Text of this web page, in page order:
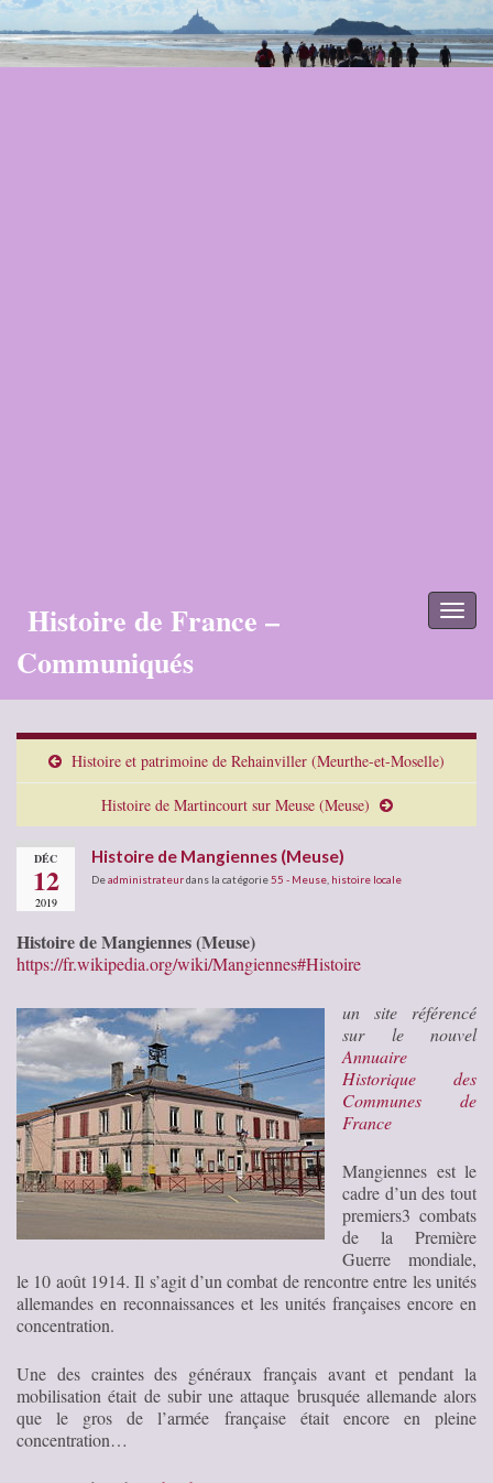
Histoire de France –
Communiqués
Histoire et patrimoine de Rehainviller (Meurthe-et-Moselle)
Histoire de Martincourt sur Meuse (Meuse)
DÉC
12
2019
Histoire de Mangiennes (Meuse)
Deadministrateurdans la catégorie 55 - Meuse histoire locale
Histoire de Mangiennes (Meuse)
https://fr.wikipedia.org/wiki/Mangiennes#Histoire
un site référencé
sur le nouvel
Annuaire
Historique des
Communes de
France
Mangiennes est le
cadre d’un des tout
premiers3 combats
de la Première
Guerre mondiale,
le 10 août 1914. Il s’agit d’un combat de rencontre entre les unités
allemandes en reconnaissances et les unités françaises encore en
concentration.
Une des craintes des généraux français avant et pendant la
mobilisation était de subir une attaque brusquée allemande alors
que le gros de l’armée française était encore en pleine
concentration…